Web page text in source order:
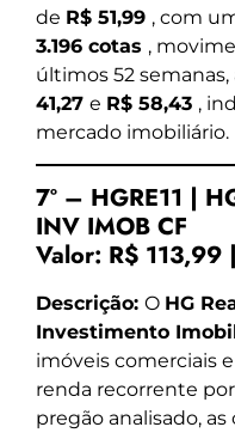
de R$ 51,99 , com
3.196 cotas ,
últimos 52
41,27 e R$ 58,43 ,
mercado imobiliário.
7º – HGRE11 |
INV IMOB CF
Valor: R$ 113,99 |
Descrição: O HG
Investimento
imóveis comerciais
renda recorrente
pregão analisado, as